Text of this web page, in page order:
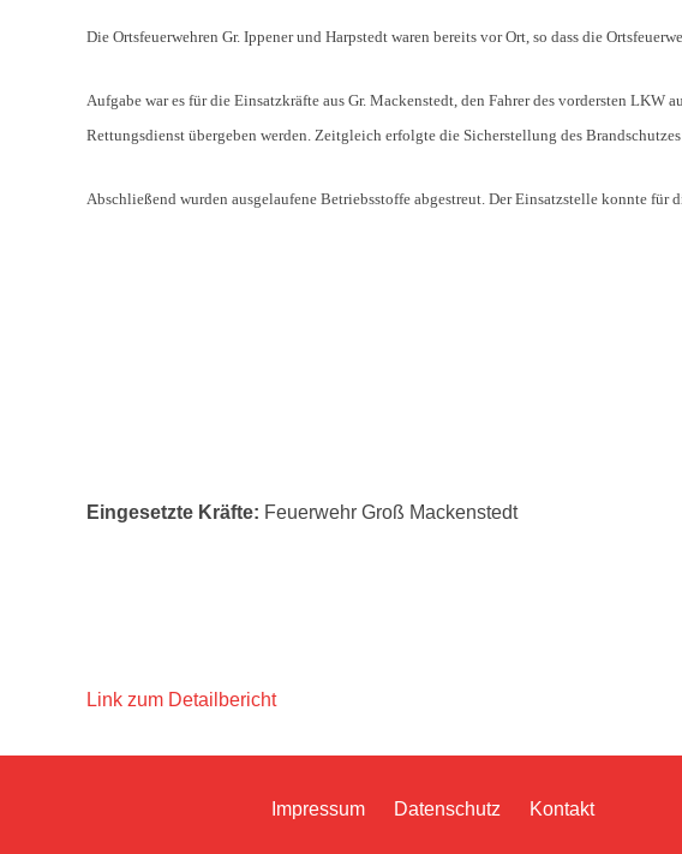
Die Ortsfeuerwehren Gr. Ippener und Harpstedt waren bereits vor Ort, so dass die
Aufgabe war es für die Einsatzkräfte aus Gr. Mackenstedt, den Fahrer des vordersten
Rettungsdienst übergeben werden. Zeitgleich erfolgte die Sicherstellung des
Abschließend wurden ausgelaufene Betriebsstoffe abgestreut. Der Einsatzstelle konnte für
Eingesetzte Kräfte: Feuerwehr Groß Mackenstedt
Link zum Detailbericht
Impressum Datenschutz Kontakt